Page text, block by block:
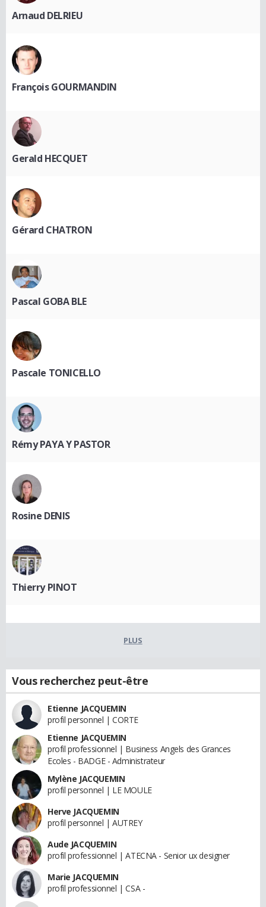
Arnaud DELRIEU
François GOURMANDIN
Gerald HECQUET
Gérard CHATRON
Pascal GOBA BLE
Pascale TONICELLO
Rémy PAYA Y PASTOR
Rosine DENIS
Thierry PINOT
PLUS
Vous recherchez peut-être
Etienne JACQUEMIN
profil personnel | CORTE
Etienne JACQUEMIN
profil professionnel | Business Angels des Grances
Ecoles - BADGE - Administrateur
Mylène JACQUEMIN
profil personnel | LE MOULE
Herve JACQUEMIN
profil personnel | AUTREY
Aude JACQUEMIN
profil professionnel | ATECNA - Senior ux designer
Marie JACQUEMIN
profil professionnel | CSA -